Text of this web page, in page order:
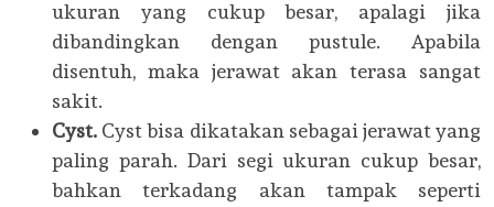
ukuran yang cukup besar, apalagi jika
dibandingkan dengan pustule. Apabila
disentuh, maka jerawat akan terasa sangat
sakit.
Cyst. Cyst bisa dikatakan sebagai jerawat yang
paling parah. Dari segi ukuran cukup besar,
bahkan terkadang akan tampak seperti